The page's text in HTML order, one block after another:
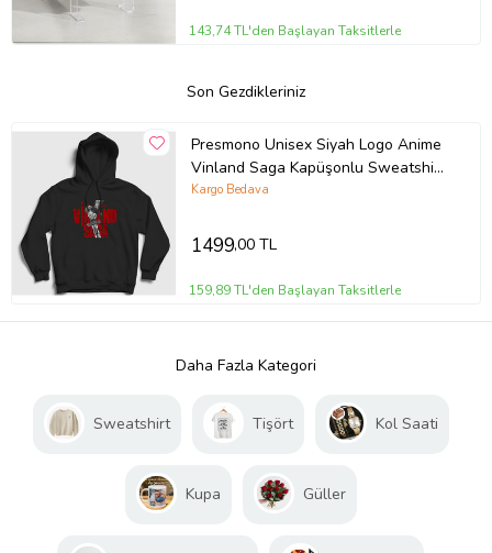
143,74 TL'den Başlayan Taksitlerle
Son Gezdikleriniz
Presmono Unisex Siyah Logo Anime
Vinland Saga Kapüşonlu Sweatshirt
470300tt
Kargo Bedava
1499,00 TL
159,89 TL'den Başlayan Taksitlerle
Daha Fazla Kategori
Sweatshirt Tişört Kol Saati
Kupa Güller